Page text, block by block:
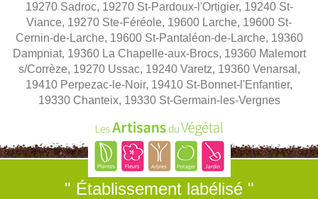
19270 Sadroc, 19270 St-Pardoux-l'Ortigier, 19240 St-
Viance, 19270 Ste-Féréole, 19600 Larche, 19600 St-
Cernin-de-Larche, 19600 St-Pantaléon-de-Larche, 19360
Dampniat, 19360 La Chapelle-aux-Brocs, 19360 Malemort
s/Corrèze, 19270 Ussac, 19240 Varetz, 19360 Venarsal,
19410 Perpezac-le-Noir, 19410 St-Bonnet-l'Enfantier,
19330 Chanteix, 19330 St-Germain-les-Vergnes
" Établissement labélisé "